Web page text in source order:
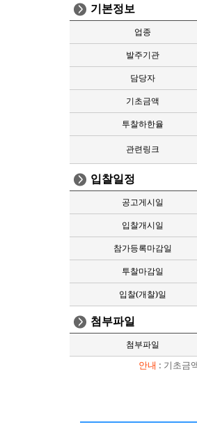
기본정보
업종
발주기관
담당자
기초금액
투찰하한율
관련링크
입찰일정
공고게시일
입찰개시일
참가등록마감일
투찰마감일
입찰(개찰)일
첨부파일
첨부파일
안내 : 기초금